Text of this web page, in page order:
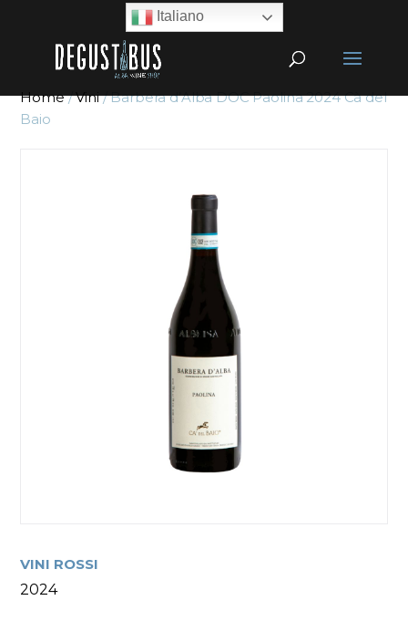
Home/Vini/ Barbera d’Alba DOC Paolina 2024 Cà del
Baio
VINI ROSSI
2024
Italiano